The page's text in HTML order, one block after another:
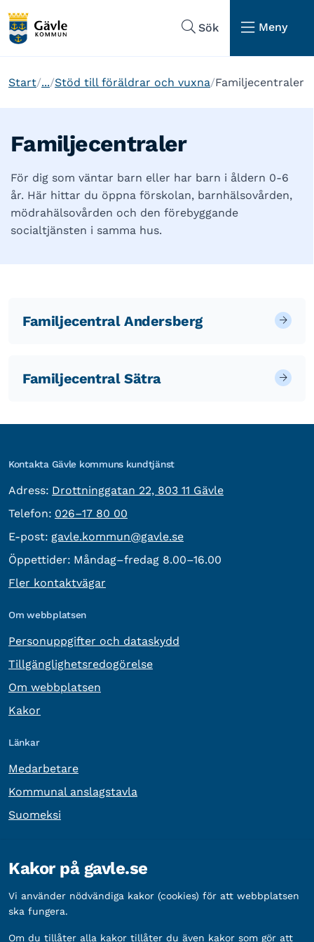
Sök
Meny
Start ... Stöd till föräldrar och vuxna Familjecentraler
Familjecentraler
För dig som väntar barn eller har barn i åldern 0-6
år. Här hittar du öppna förskolan, barnhälsovården,
mödrahälsovården och den förebyggande
socialtjänsten i samma hus.
Familjecentral Andersberg
Familjecentral Sätra
Kontakta Gävle kommuns kundtjänst
Adress: besöksadress:
Drottninggatan 22, 803 11 Gävle
Telefon: Telefon:
026–17 80 00
E-post: E-post:
gavle.kommun@gavle.se
Öppettider: Måndag–fredag 8.00–16.00
Fler kontaktvägar
Om webbplatsen
Personuppgifter och dataskydd
Tillgänglighetsredogörelse
Om webbplatsen
Kakor
Länkar
Medarbetare
Kommunal anslagstavla
Suomeksi
Organisationsnummer: 212000-2338
Bankgironummer: 5888-2333
Kakor på gavle.se
Vi använder nödvändiga kakor (cookies) för att webbplatsen
ska fungera.
Om du tillåter alla kakor tillåter du även kakor som gör att